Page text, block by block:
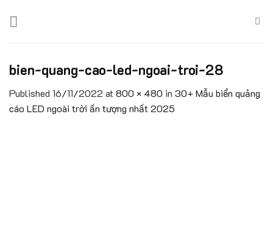
bien-quang-cao-led-ngoai-troi-28
Published 16/11/2022 at800 × 480 in 30+ Mẫu biển quảng
cáo LED ngoài trời ấn tượng nhất 2025